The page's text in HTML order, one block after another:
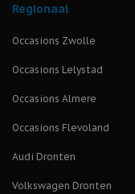
Regionaal
Occasions Zwolle
Occasions Lelystad
Occasions Almere
Occasions Flevoland
Audi Dronten
Volkswagen Dronten